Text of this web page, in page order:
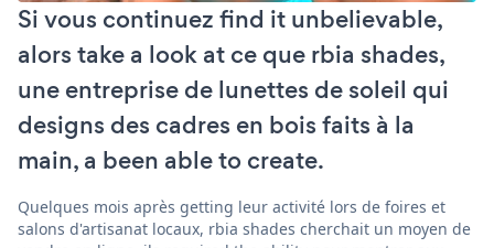
Si vous continuez find it unbelievable,
alors take a look at ce que rbia shades,
une entreprise de lunettes de soleil qui
designs des cadres en bois faits à la
main, a been able to create.
Quelques mois après getting leur activité lors de foires et
salons d'artisanat locaux, rbia shades cherchait un moyen de